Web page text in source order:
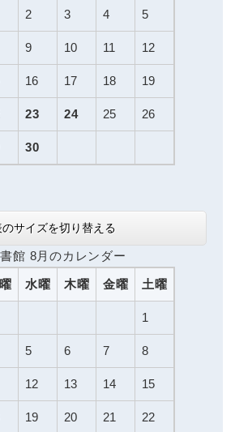
2 3 4 5
9 10 11 12
16 17 18 19
23 24 25 26
30
のサイズを切り替える
館 8月のカレンダー
水曜 木曜 金曜 土曜
1
5 6 7 8
12 13 14 15
19 20 21 22